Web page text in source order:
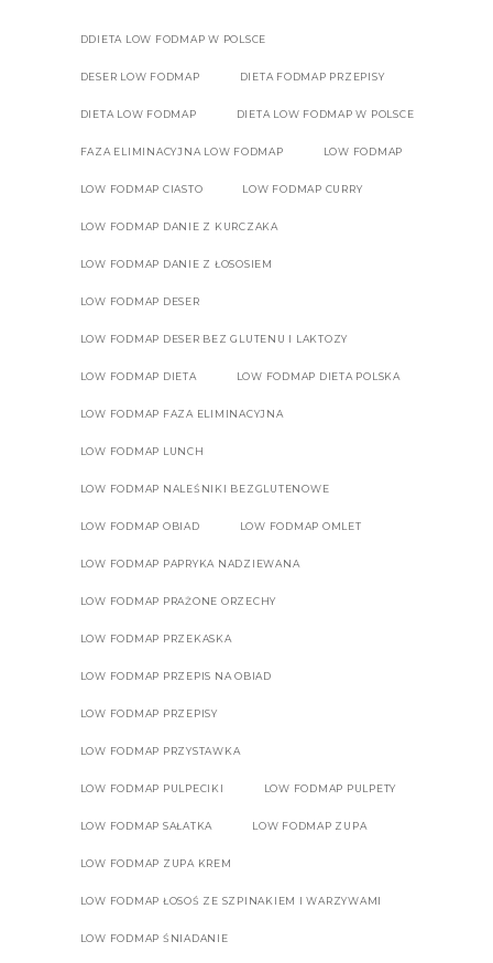
DDIETA LOW FODMAP W POLSCE
DESER LOW FODMAP DIETA FODMAP PRZEPISY
DIETA LOW FODMAP DIETA LOW FODMAP W POLSCE
FAZA ELIMINACYJNA LOW FODMAP LOW FODMAP
LOW FODMAP CIASTO LOW FODMAP CURRY
LOW FODMAP DANIE Z KURCZAKA
LOW FODMAP DANIE Z ŁOSOSIEM
LOW FODMAP DESER
LOW FODMAP DESER BEZ GLUTENU I LAKTOZY
LOW FODMAP DIETA LOW FODMAP DIETA POLSKA
LOW FODMAP FAZA ELIMINACYJNA
LOW FODMAP LUNCH
LOW FODMAP NALEŚNIKI BEZGLUTENOWE
LOW FODMAP OBIAD LOW FODMAP OMLET
LOW FODMAP PAPRYKA NADZIEWANA
LOW FODMAP PRAŻONE ORZECHY
LOW FODMAP PRZEKASKA
LOW FODMAP PRZEPIS NA OBIAD
LOW FODMAP PRZEPISY
LOW FODMAP PRZYSTAWKA
LOW FODMAP PULPECIKI LOW FODMAP PULPETY
LOW FODMAP SAŁATKA LOW FODMAP ZUPA
LOW FODMAP ZUPA KREM
LOW FODMAP ŁOSOŚ ZE SZPINAKIEM I WARZYWAMI
LOW FODMAP ŚNIADANIE